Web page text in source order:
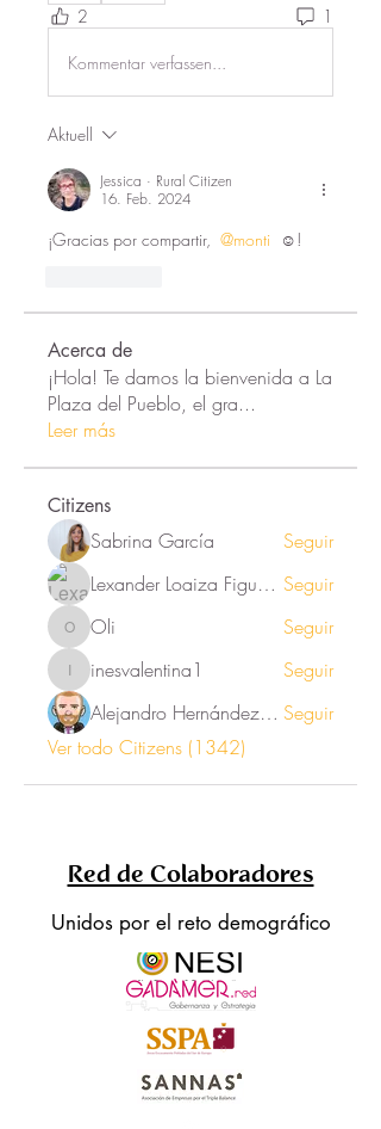
2 1
Kommentar verfassen...
Aktuell
Jessica · Rural Citizen
16. Feb. 2024
¡Gracias por compartir, @monti ☺️!
Acerca de
¡Hola! Te damos la bienvenida a La
Plaza del Pueblo, el gra...
Leer más
Citizens
Sabrina García
Seguir
Lexander Loaiza Figueroa Seguir
Oli Oli Seguir
inesvalentina1
inesvalentina1
Seguir
Alejandro Hernández Renner Seguir
Ver todo Citizens (1342)
Red de Colaboradores
Unidos por el reto demográfico